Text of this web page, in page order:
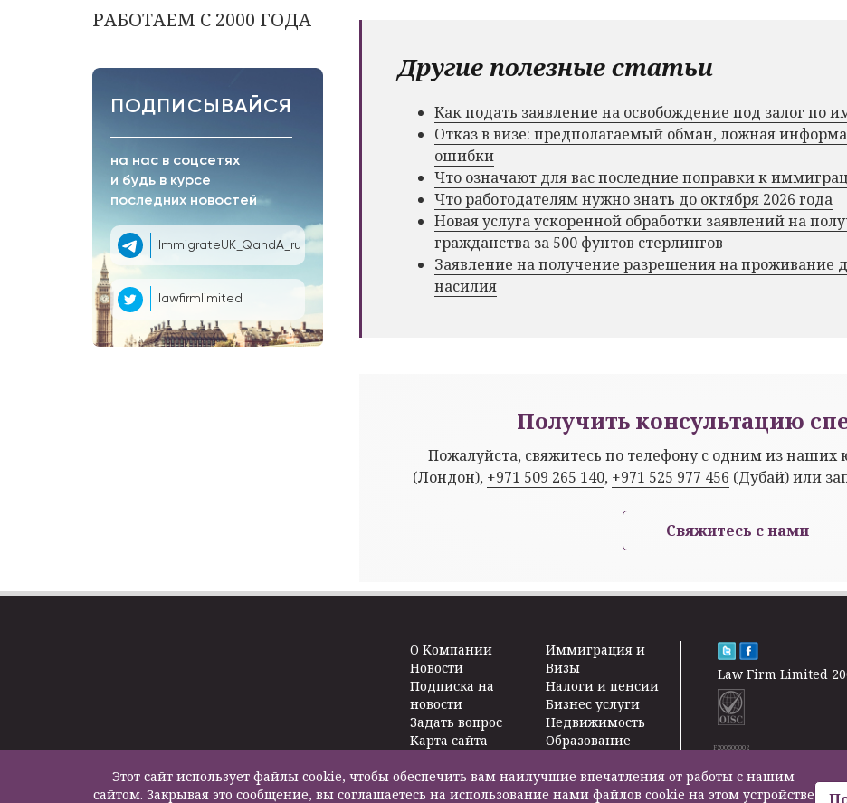
РАБОТАЕМ С 2000 ГОДА
ПОДПИСЫВАЙСЯ
на нас в соцсетях
и будь в курсе
последних новостей
ImmigrateUK_QandA_ru
lawfirmlimited
Другие полезные статьи
Как подать заявление на освобождение под залог
Отказ в визе: предполагаемый обман, ложная
ошибки
Что означают для вас последние поправки к
Что работодателям нужно знать до октября 2026 года
Новая услуга ускоренной обработки заявлений на
гражданства за 500 фунтов стерлингов
Заявление на получение разрешения на проживание
насилия
Получить консультацию
Пожалуйста, свяжитесь по телефону с одним из наших
(Лондон), +971 509 265 140, +971 525 977 456 (Дубай) или
Свяжитесь с нами
O Kомпании
Новости
Подписка на
новости
Задать вопрос
Карта сайта
Иммиграция и
Визы
Налоги и пенсии
Бизнес услуги
Недвижимость
Образование
жизни
Другие услуги
Law Firm Limited
F200500002
Этот сайт использует файлы cookie, чтобы обеспечить вам наилучшие впечатления от работы с нашим
сайтом. Закрывая это сообщение, вы соглашаетесь на использование нами файлов cookie на этом устройстве